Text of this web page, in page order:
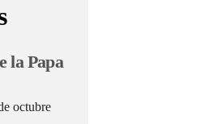
la Papa
octubre